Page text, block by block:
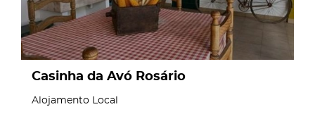
Casinha da Avó Rosário
Alojamento Local